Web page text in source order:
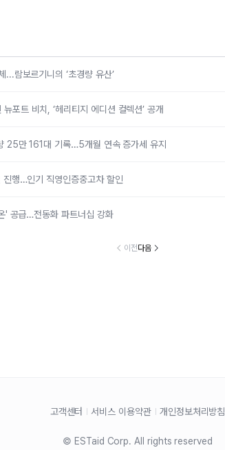
람보르기니의 ‘초경량 유산’
포트 비치, ‘헤리티지 에디션 컬렉션’ 공개
25만 161대 기록…5개월 연속 증가세 유지
진행…인기 직영인증중고차 할인
' 공급…전동화 파트너십 강화
이전다음
고객센터 서비스 이용약관 개인정보처리방침
© ESTaid Corp. All rights reserved